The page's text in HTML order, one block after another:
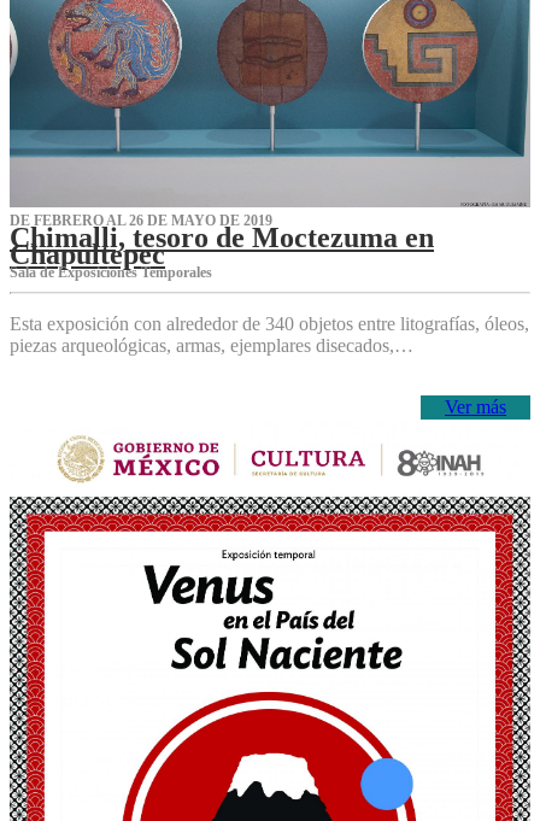
DE FEBRERO AL 26 DE MAYO DE 2019
Chimalli, tesoro de Moctezuma en
Chapultepec
Sala de Exposiciones Temporales
Esta exposición con alrededor de 340 objetos entre litografías, óleos,
piezas arqueológicas, armas, ejemplares disecados,…
Ver más